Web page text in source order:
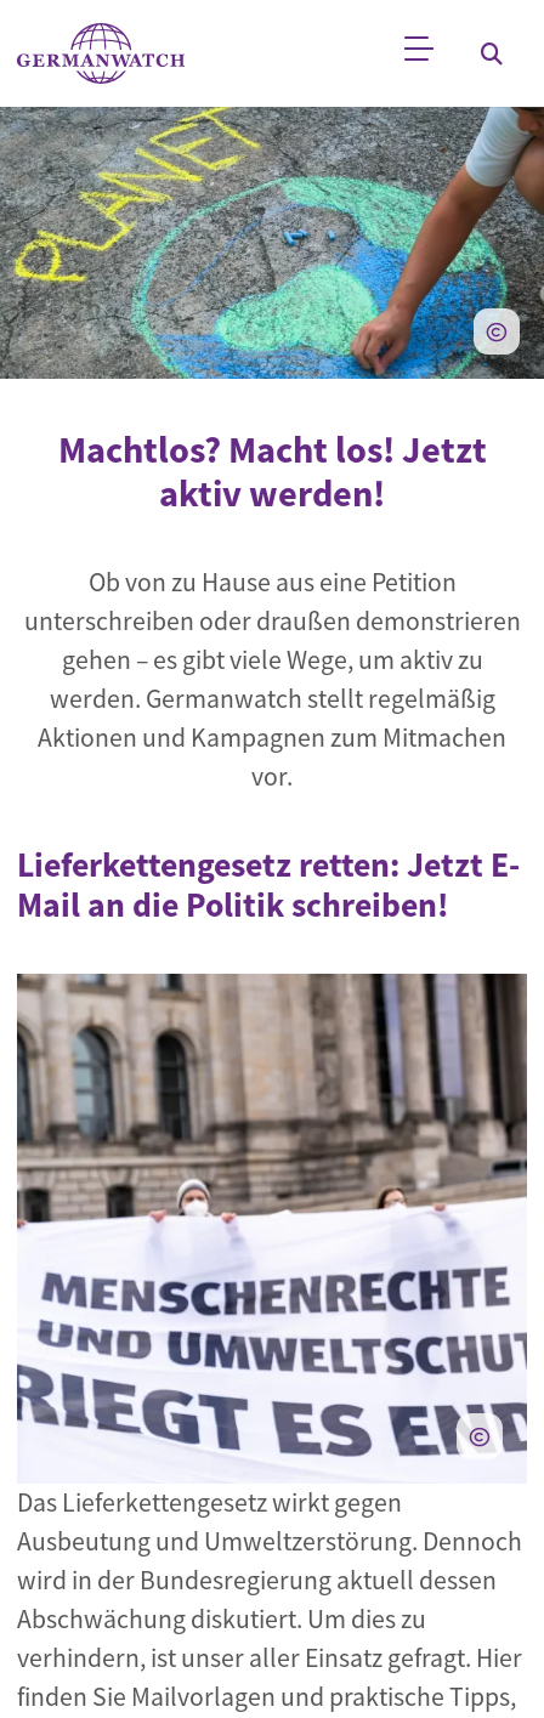
Direkt zum Inhalt
Stichwortsuche
Machtlos? Macht los! Jetzt
aktiv werden!
Ob von zu Hause aus eine Petition
unterschreiben oder draußen demonstrieren
gehen – es gibt viele Wege, um aktiv zu
werden. Germanwatch stellt regelmäßig
Aktionen und Kampagnen zum Mitmachen
vor.
Lieferkettengesetz retten: Jetzt E-
Mail an die Politik schreiben!
Das Lieferkettengesetz wirkt gegen
Ausbeutung und Umweltzerstörung. Dennoch
wird in der Bundesregierung aktuell dessen
Abschwächung diskutiert. Um dies zu
verhindern, ist unser aller Einsatz gefragt. Hier
finden Sie Mailvorlagen und praktische Tipps,